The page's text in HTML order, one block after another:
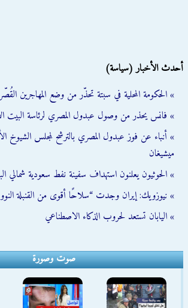
أحدث الأخبار (سياسة)
» الحكومة المحلية في سبتة تحذّر من وضع المهاجرين القُصّر
» فانس يحذر من وصول عبدول المصري لرئاسة البيت
» أنباء عن فوز عبدول المصري بالترشح لمجلس الشيوخ
ميشيغان
» الحوثيون يعلنون استهداف سفينة نفط سعودية شمالي
» نيوزويك: إيران وجدت “سلاحًا أقوى من القنبلة
» اليابان تستعد لحروب الذكاء الاصطناعي
صوت وصورة